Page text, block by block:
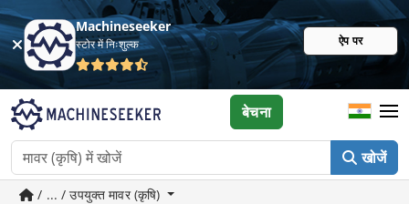
Machineseeker
स्टोर में निःशुल्क ऐप पर
खोजें
बेचना
/ ... / उपयुक्त मावर (कृषि)